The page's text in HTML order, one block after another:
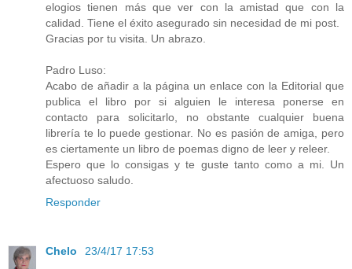
elogios tienen más que ver con la amistad que con la
calidad. Tiene el éxito asegurado sin necesidad de mi post.
Gracias por tu visita. Un abrazo.
Padro Luso:
Acabo de añadir a la página un enlace con la Editorial que
publica el libro por si alguien le interesa ponerse en
contacto para solicitarlo, no obstante cualquier buena
librería te lo puede gestionar. No es pasión de amiga, pero
es ciertamente un libro de poemas digno de leer y releer.
Espero que lo consigas y te guste tanto como a mi. Un
afectuoso saludo.
Responder
Chelo
23/4/17 17:53